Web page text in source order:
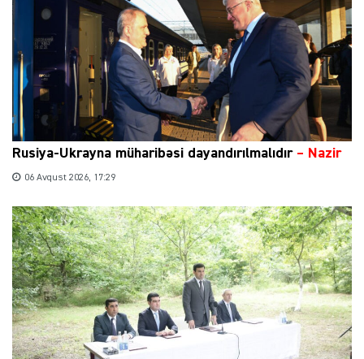
Rusiya-Ukrayna müharibəsi dayandırılmalıdır– Nazir
06 Avqust 2026, 17:29